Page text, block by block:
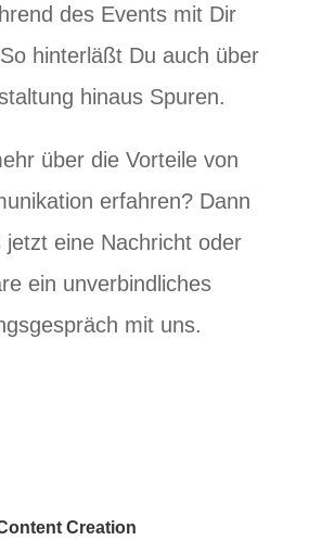
des Events mit Dir
hinterläßt Du auch über
hinaus Spuren.
über die Vorteile von
erfahren? Dann
jetzt eine Nachricht oder
ein unverbindliches
mit uns.
Creation